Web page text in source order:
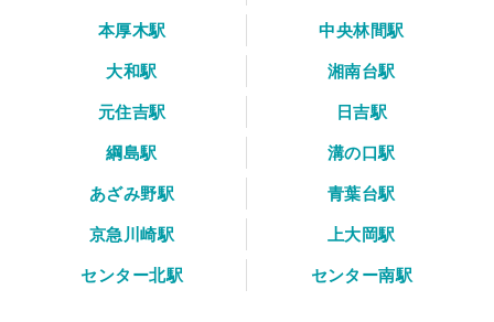
本厚木駅
中央林間駅
大和駅
湘南台駅
元住吉駅
日吉駅
綱島駅
溝の口駅
あざみ野駅
青葉台駅
京急川崎駅
上大岡駅
センター北駅
センター南駅